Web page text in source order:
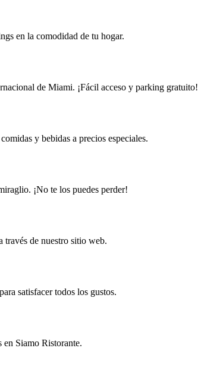
en la comodidad de tu hogar.
de Miami. ¡Fácil acceso y parking gratuito!
y bebidas a precios especiales.
¡No te los puedes perder!
través de nuestro sitio web.
satisfacer todos los gustos.
en Siamo Ristorante.